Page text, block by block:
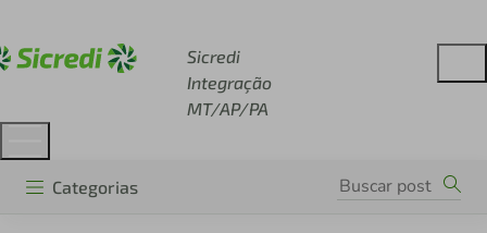
Sicredi
Integração
MT/AP/PA
Categorias